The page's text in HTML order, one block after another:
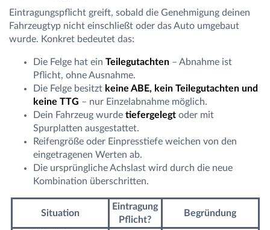
Eintragungspflicht greift, sobald die Genehmigung deinen
Fahrzeugtyp nicht einschließt oder das Auto umgebaut
wurde. Konkret bedeutet das:
Die Felge hat ein Teilegutachten – Abnahme ist
Pflicht, ohne Ausnahme.
Die Felge besitzt keine ABE, kein Teilegutachten und
keine TTG – nur Einzelabnahme möglich.
Dein Fahrzeug wurde tiefergelegt oder mit
Spurplatten ausgestattet.
Reifengröße oder Einpresstiefe weichen von den
eingetragenen Werten ab.
Die ursprüngliche Achslast wird durch die neue
Kombination überschritten.
Situation
Eintragung
Pflicht?
Begründung